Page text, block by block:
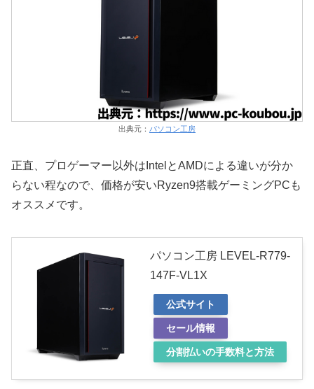
出典元： パソコン工房
正直、プロゲーマー以外はIntelとAMDによる違いが分か
らない程なので、価格が安いRyzen9搭載ゲーミングPCも
オススメです。
パソコン工房 LEVEL-R779-
147F-VL1X
公式サイト
セール情報
分割払いの手数料と方法